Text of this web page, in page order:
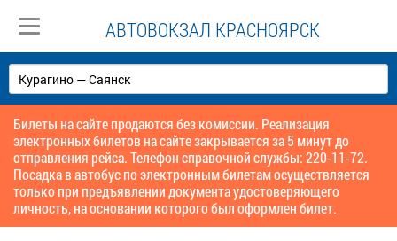
АВТОВОКЗАЛ КРАСНОЯРСК
Билеты на сайте продаются без комиссии. Реализация
электронных билетов на сайте закрывается за 5 минут до
отправления рейса. Телефон справочной службы: 220-11-72.
Посадка в автобус по электронным билетам осуществляется
только при предъявлении документа удостоверяющего
личность, на основании которого был оформлен билет.